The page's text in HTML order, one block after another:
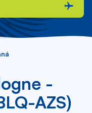
-
AZS)